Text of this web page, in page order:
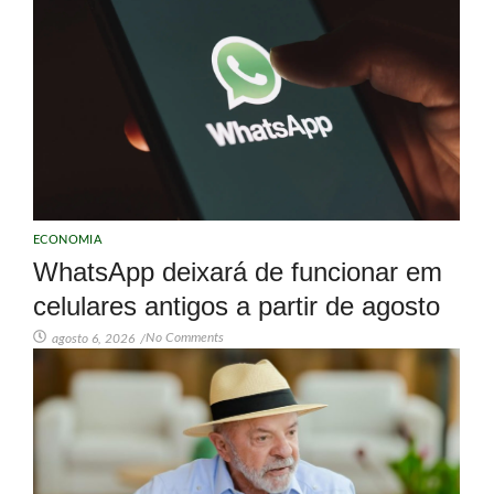
ECONOMIA
WhatsApp deixará de funcionar em
celulares antigos a partir de agosto
agosto 6, 2026 /No Comments